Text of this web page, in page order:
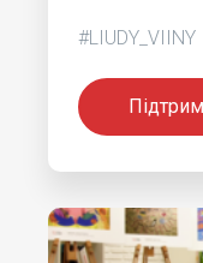
#LIUDY_VIINY